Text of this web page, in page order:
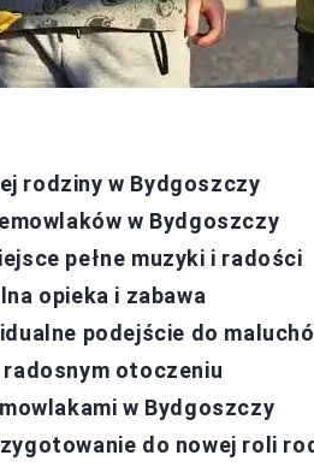
rodziny w Bydgoszczy
w Bydgoszczy
pełne muzyki i radości
opieka i zabawa
podejście do
radosnym otoczeniu
w Bydgoszczy
do nowej roli